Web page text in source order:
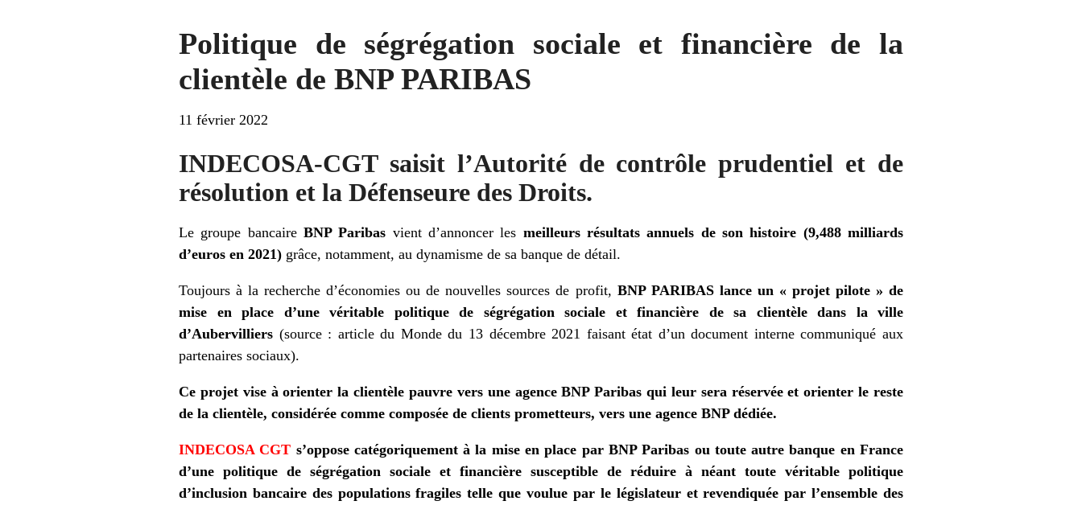
Politique de ségrégation sociale et financière de la
clientèle de BNP PARIBAS
11 février 2022
INDECOSA-CGT saisit l’Autorité de contrôle prudentiel et de
résolution et la Défenseure des Droits.
Le groupe bancaire BNP Paribas vient d’annoncer les meilleurs résultats annuels de son histoire (9,488 milliards
d’euros en 2021) grâce, notamment, au dynamisme de sa banque de détail.
Toujours à la recherche d’économies ou de nouvelles sources de profit, BNP PARIBAS lance un « projet pilote » de
mise en place d’une véritable politique de ségrégation sociale et financière de sa clientèle dans la ville
d’Aubervilliers (source : article du Monde du 13 décembre 2021 faisant état d’un document interne communiqué aux
partenaires sociaux).
Ce projet vise à orienter la clientèle pauvre vers une agence BNP Paribas qui leur sera réservée et orienter le reste
de la clientèle, considérée comme composée de clients prometteurs, vers une agence BNP dédiée.
INDECOSA CGT s’oppose catégoriquement à la mise en place par BNP Paribas ou toute autre banque en France
d’une politique de ségrégation sociale et financière susceptible de réduire à néant toute véritable politique
d’inclusion bancaire des populations fragiles telle que voulue par le législateur et revendiquée par l’ensemble des